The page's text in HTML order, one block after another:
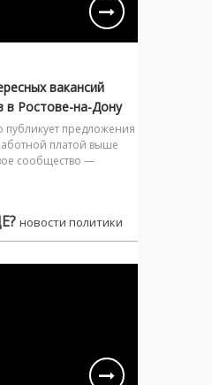
вакансий
в Ростове-на-Дону
предложения
платой выше
сообщество —
новости политики